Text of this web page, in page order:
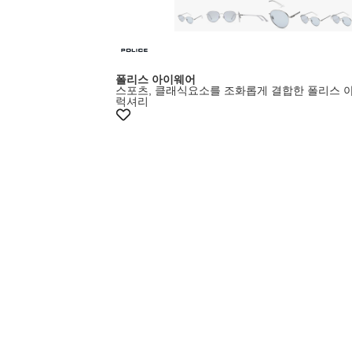
폴리스 아이웨어
스포츠, 클래식요소를 조화롭게 결합한 폴리스
럭셔리